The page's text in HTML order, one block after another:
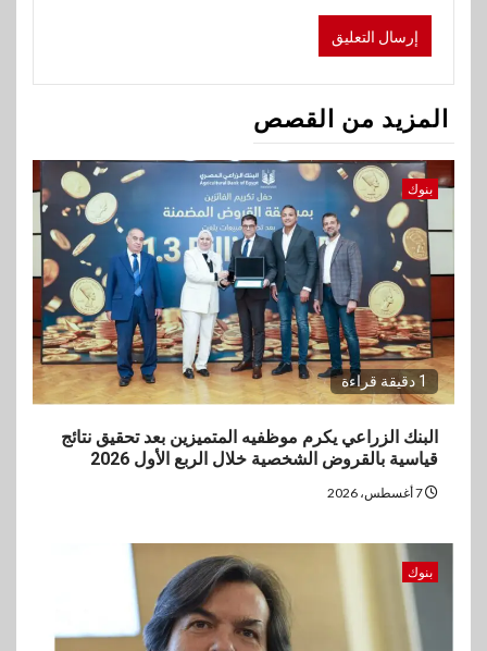
المزيد من القصص
بنوك
1 دقيقة قراءة
البنك الزراعي يكرم موظفيه المتميزين بعد تحقيق نتائج
قياسية بالقروض الشخصية خلال الربع الأول 2026
بنوك